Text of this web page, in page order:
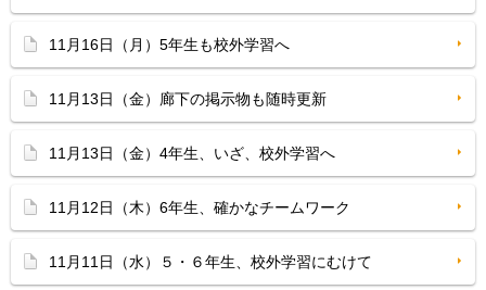
11月16日（月）5年生も校外学習へ
11月13日（金）廊下の掲示物も随時更新
11月13日（金）4年生、いざ、校外学習へ
11月12日（木）6年生、確かなチームワーク
11月11日（水）５・６年生、校外学習にむけて